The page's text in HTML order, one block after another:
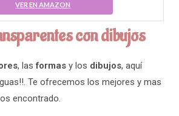
VER EN AMAZON
con dibujos
, lasformasy los dibujos, aquí
Te ofrecemos los mejores y mas
encontrado.